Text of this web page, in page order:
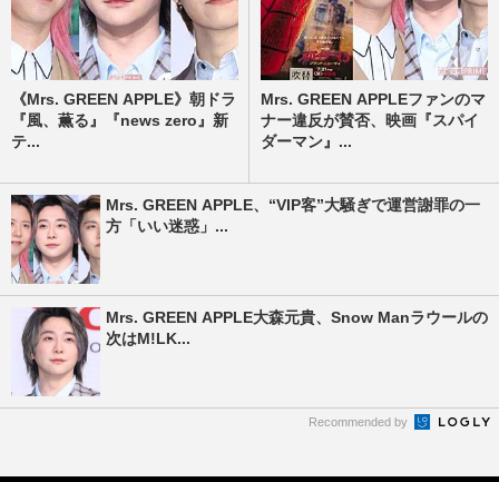
《Mrs. GREEN APPLE》朝ドラ
『風、薫る』『news zero』新
テ...
Mrs. GREEN APPLEファンのマ
ナー違反が賛否、映画『スパイ
ダーマン』...
Mrs. GREEN APPLE、“VIP客”大騒ぎで運営謝罪の一
方「いい迷惑」...
Mrs. GREEN APPLE大森元貴、Snow Manラウールの
次はM!LK...
Recommended by